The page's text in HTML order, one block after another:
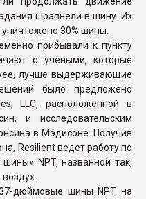
шрапнели в шину. Их
30% шины.
прибывали к пункту
с учеными, которые
лучше выдерживающие
было предложено
LLC, расположенной в
и исследовательским
в Мэдисоне. Получив
Resilient ведет работу по
NPT, названной так,
дюймовые шины NPT на